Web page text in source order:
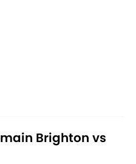
Brighton vs